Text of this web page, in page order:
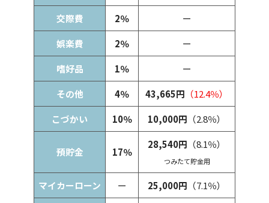
交際費
2％
ー
娯楽費
2％
ー
嗜好品
1％
ー
その他
4％ 43,665円 （12.4％）
こづかい
10％ 10,000円 （2.8％）
預貯金 17％
28,540円 （8.1％）
つみたて貯金用
マイカーローン ー 25,000円 （7.1％）